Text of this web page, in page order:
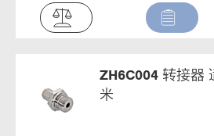
ZH6C004 转接器
米